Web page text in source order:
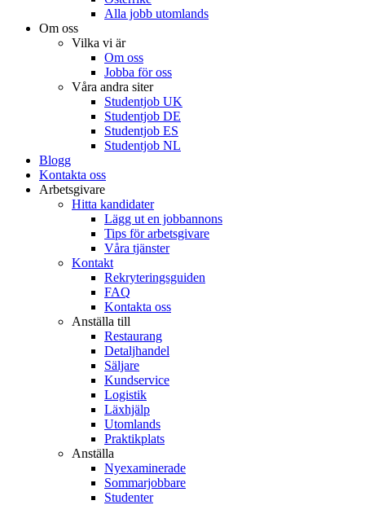
Alla jobb utomlands
Om oss
Vilka vi är
Om oss
Jobba för oss
Våra andra siter
Studentjob UK
Studentjob DE
Studentjob ES
Studentjob NL
Blogg
Kontakta oss
Arbetsgivare
Hitta kandidater
Lägg ut en jobbannons
Tips för arbetsgivare
Våra tjänster
Kontakt
Rekryteringsguiden
FAQ
Kontakta oss
Anställa till
Restaurang
Detaljhandel
Säljare
Kundservice
Logistik
Läxhjälp
Utomlands
Praktikplats
Anställa
Nyexaminerade
Sommarjobbare
Studenter